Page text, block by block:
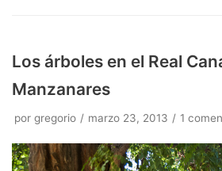
Los árboles en el Real
Manzanares
por gregorio marzo 23, 2013 1